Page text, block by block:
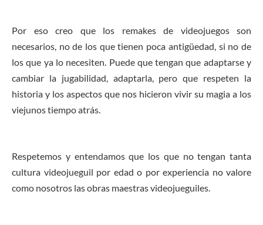
Por eso creo que los remakes de videojuegos son
necesarios, no de los que tienen poca antigüedad, si no de
los que ya lo necesiten. Puede que tengan que adaptarse y
cambiar la jugabilidad, adaptarla, pero que respeten la
historia y los aspectos que nos hicieron vivir su magia a los
viejunos tiempo atrás.
Respetemos y entendamos que los que no tengan tanta
cultura videojueguil por edad o por experiencia no valore
como nosotros las obras maestras videojueguiles.